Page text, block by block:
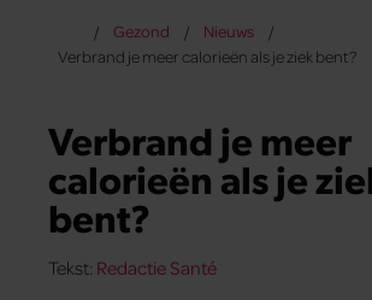
Gezond
Nieuws
Verbrand je meer calorieën als je ziek bent?
Verbrand je meer
calorieën als je
bent?
Tekst: Redactie Santé